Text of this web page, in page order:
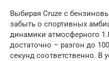
Выбирая Cruze с
забыть о спортивных
динамики атмосферного
достаточно – разгон до
секунд соответственно. В